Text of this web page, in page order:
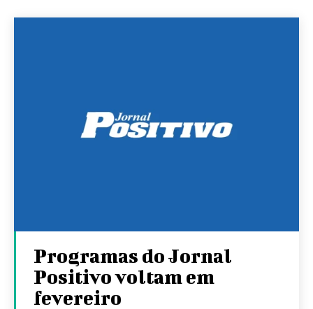
Programas do Jornal
Positivo voltam em
fevereiro